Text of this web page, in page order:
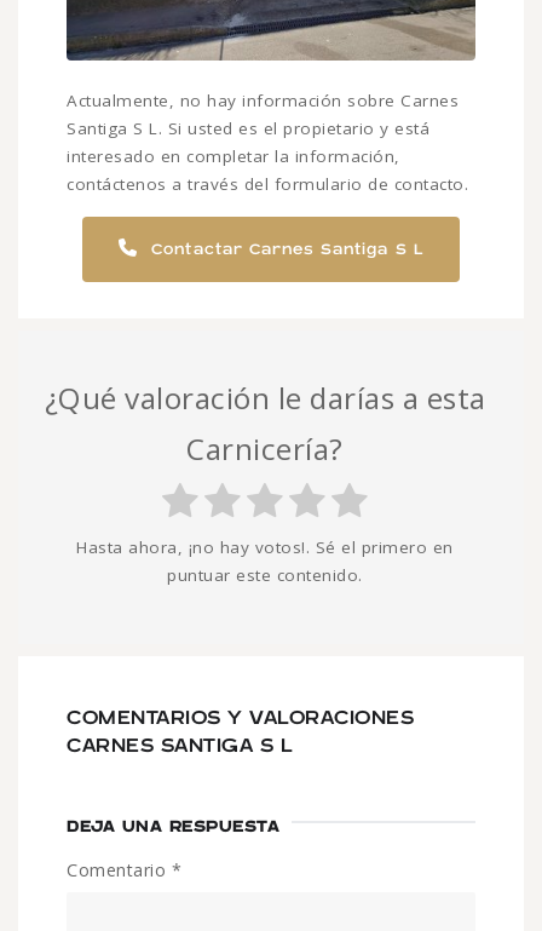
Actualmente, no hay información sobre Carnes
Santiga S L. Si usted es el propietario y está
interesado en completar la información,
contáctenos a través del formulario de contacto.
Contactar Carnes Santiga S L
¿Qué valoración le darías a esta
Carnicería?
Hasta ahora, ¡no hay votos!. Sé el primero en
puntuar este contenido.
COMENTARIOS Y VALORACIONES
CARNES SANTIGA S L
DEJA UNA RESPUESTA
Comentario *